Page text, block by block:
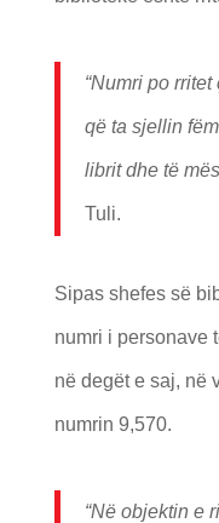
“Numri po rritet
që ta sjellin f
librit dhe të m
Tuli.
Sipas shefes së
numri i personave
në degët e saj, në
numrin 9,570.
“Në objektin e